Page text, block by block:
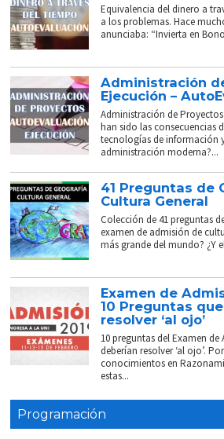
Equivalencia del dinero a
a los problemas. Hace
anunciaba: “Invierta en
Administración
Ejecución –
Administración de
han sido las consecuencias
tecnologías de información
administración moderna?...
41 Preguntas de
Cultura General
Colección de 41 preguntas
examen de admisión de
más grande del mundo? ¿Y
Examen de
10 Preguntas
resolver ‘al ojo’
10 preguntas del Examen de
deberían resolver ‘al ojo’.
conocimientos en
estas...
Programación